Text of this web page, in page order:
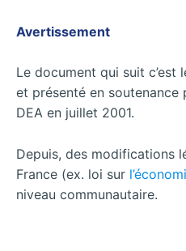
Avertissement
Le document qui suit c’est
et présenté en soutenance
DEA en juillet 2001.
Depuis, des modifications
France (ex. loi sur
niveau communautaire.